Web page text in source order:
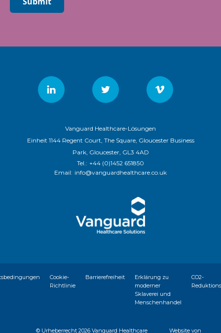
Vanguard Healthcare-Lösungen
Einheit 1144 Regent Court, The Square, Gloucester Business
Park, Gloucester, GL3 4AD
Tel.: +44 (0)1452 651850
Email: info@vanguardhealthcare.co.uk
Cookie-
Richtlinie
Barrierefreiheit
Erklärung zu
moderner
Sklaverei und
Menschenhandel
CO2-
© Urheberrecht2026 Vanguard Healthcare
Website von